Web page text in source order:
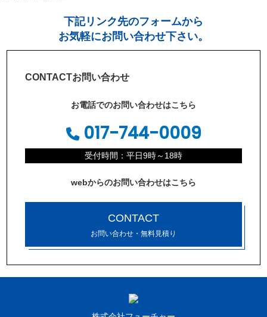
下記リンク先のフォームから
お気軽にお問い合わせ下さい。
CONTACTお問い合わせ
お電話でのお問い合わせはこちら
017-744-0009
受付時間：平日9時～18時
webからのお問い合わせはこちら
CONTACT
お問い合わせ・無料見積り